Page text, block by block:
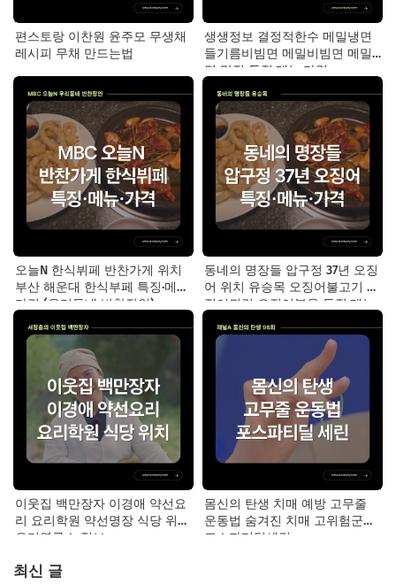
편스토랑 이찬원 윤주모 무생채
레시피 무채 만드는법
생생정보 결정적한수 메밀냉면
들기름비빔면 메밀비빔면 메밀
면 맛집 특징·메뉴·가격
오늘N 한식뷔페 반찬가게 위치
부산 해운대 한식부페 특징·메뉴·
가격 (우리동네 반찬장인)
동네의 명장들 압구정 37년 오징
어 위치 유승목 오징어불고기 오
징어튀김 오징어볶음 특징·메뉴·
이웃집 백만장자 이경애 약선요
리 요리학원 약선명장 식당 위치
요리연구소 정보
몸신의 탄생 치매 예방 고무줄
운동법 숨겨진 치매 고위험군｜
포스파티딜세린
최신 글